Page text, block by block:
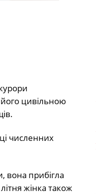
цивільною
численних
вона прибігла
жінка також